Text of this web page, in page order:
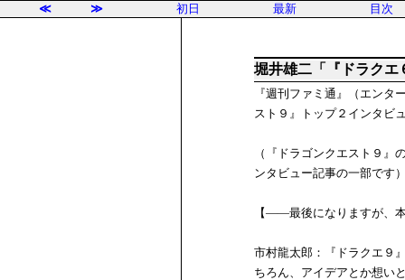
≪ ≫ 初日 最新 目次
堀井雄二「『ドラク
『週刊ファミ通』（エン
スト９』トップ２インタビ
（『ドラゴンクエスト９
ンタビュー記事の一部です
【――最後になりますが、
市村龍太郎：『ドラクエ９
ちろん、アイデアとか想い